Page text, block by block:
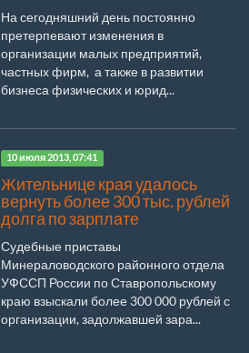
На сегодняшний день постоянно
претерпевают изменения в
организации малых предприятий,
частных фирм, а также в развитии
бизнеса физических и юрид...
10 июля 2013, 07:41
Жительнице края удалось
вернуть более 300 тыс. рублей
долга по зарплате
Судебные приставы
Минераловодского районного отдела
УФССП России по Ставропольскому
краю взыскали более 300 000 рублей с
организации, задолжавшей зара...